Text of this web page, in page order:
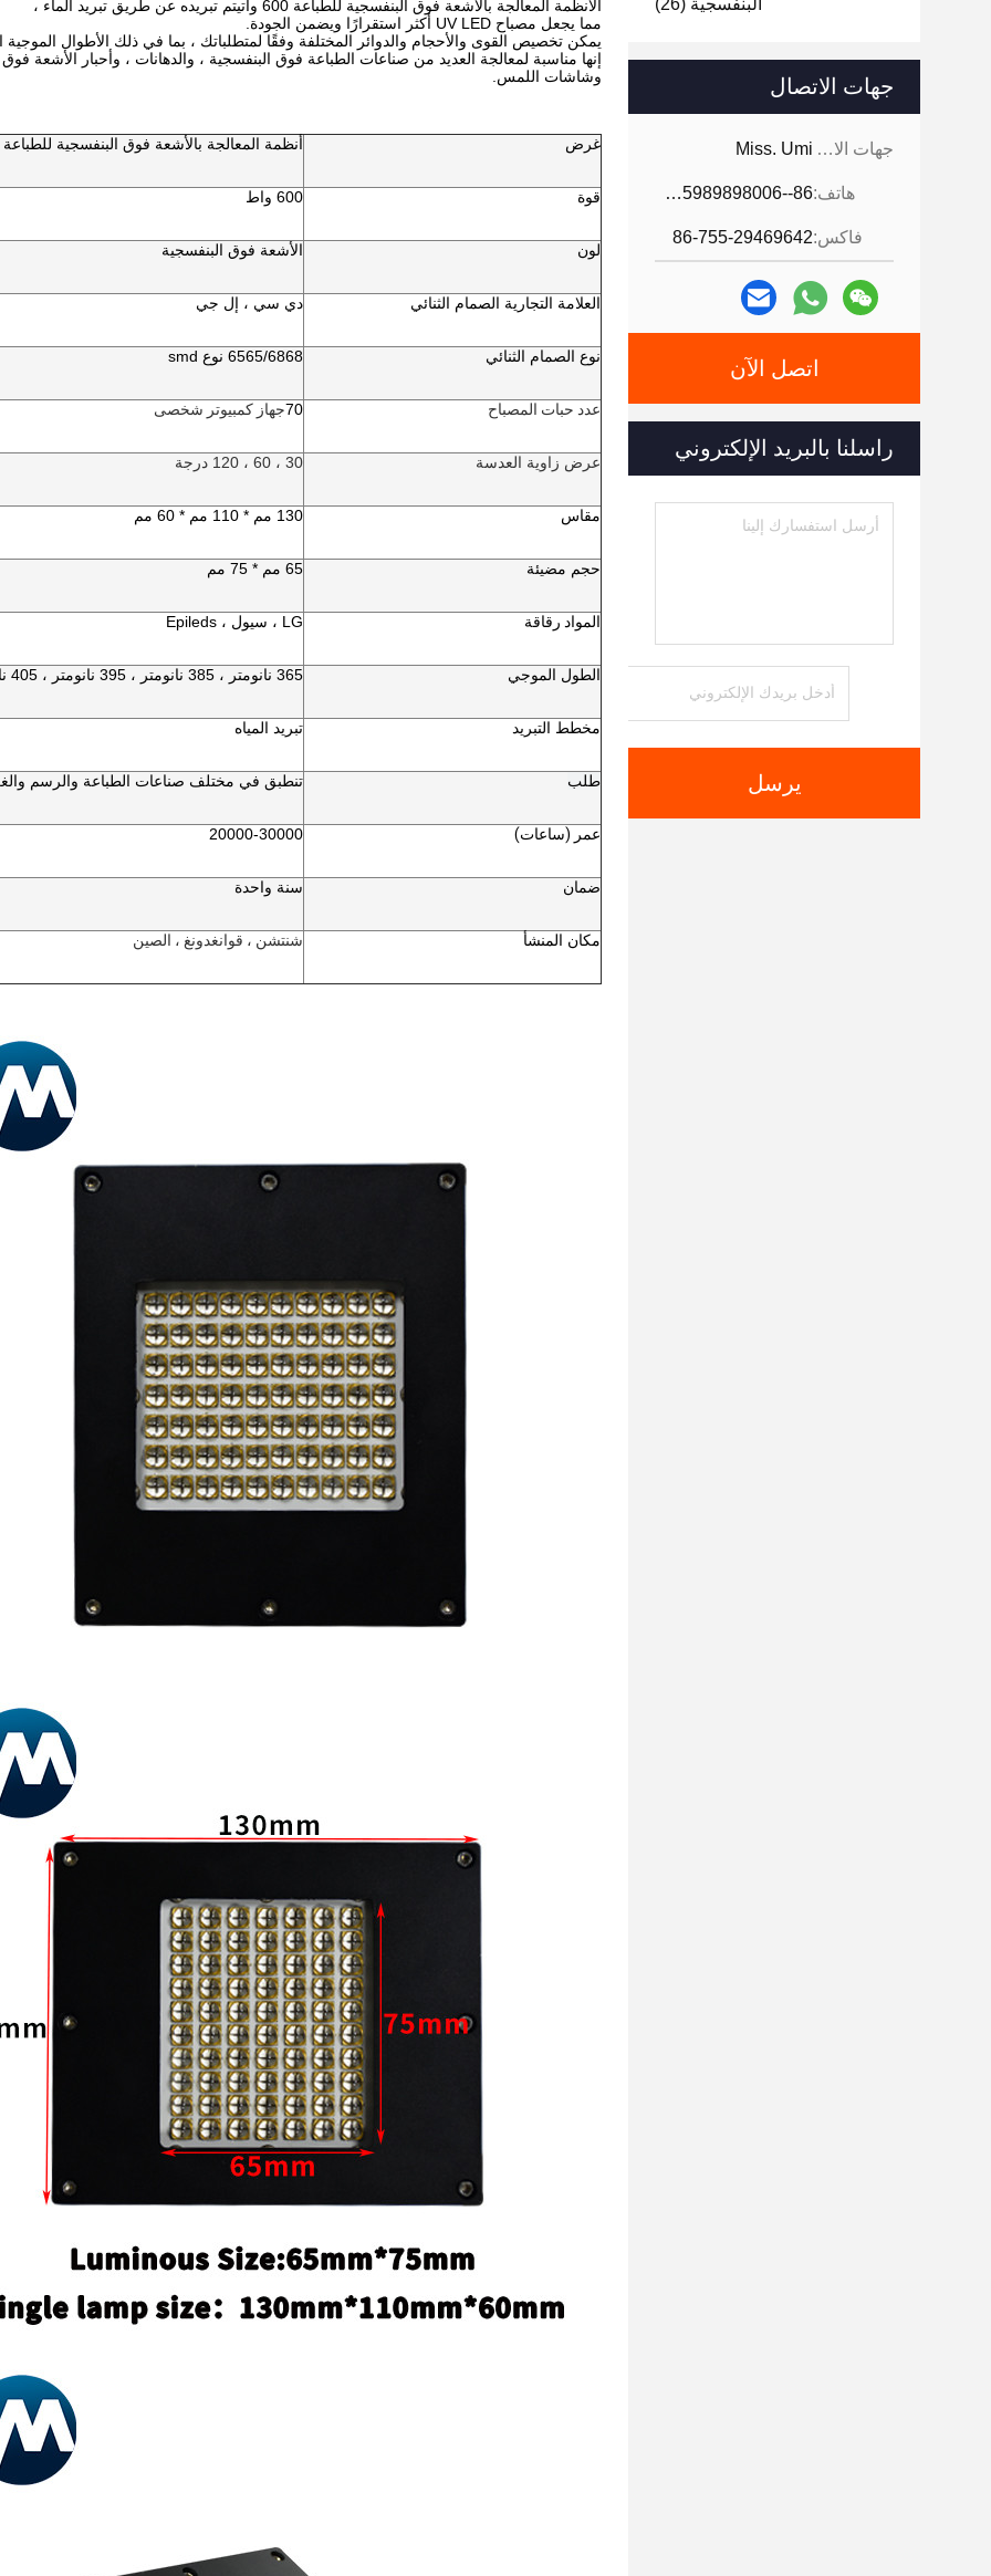
البنفسجية (26)
جهات الاتصال
جهات الاتصال: Miss. Umi
هاتف: 86--18926468268-15989898006
فاكس:86-755-29469642
اتصل الآن
راسلنا بالبريد الإلكتروني
يرسل
الأنظمة المعالجة بالأشعة فوق البنفسجية للطباعة 600 وات
يتم تبريده عن طريق تبريد الماء ،
مما يجعل مصباح UV LED أكثر استقرارًا ويضمن الجودة.
يمكن تخصيص القوى والأحجام والدوائر المختلفة وفقًا لمتطلباتك ، بما في ذلك الأطوال الموجية
إنها مناسبة لمعالجة العديد من صناعات الطباعة فوق البنفسجية ، والدهانات ، وأحبار الأشعة
وشاشات اللمس.
غرض أنظمة المعالجة بالأشعة فوق البنفسجية للطباعة 600 وات
قوة 600 واط
لون الأشعة فوق البنفسجية
العلامة التجارية الصمام الثنائي دي سي ، إل جي
نوع الصمام الثنائي 6565/6868 نوع smd
عدد حبات المصباح 70جهاز كمبيوتر شخصى
عرض زاوية العدسة 30 ، 60 ، 120 درجة
مقاس 130 مم * 110 مم * 60 مم
حجم مضيئة 65 مم * 75 مم
المواد رقاقة LG ، سيول ، Epileds
الطول الموجي 365 نانومتر ، 385 نانومتر ، 395 نانومتر ، 405 نانومتر
مخطط التبريد تبريد المياه
طلب تنطبق في مختلف صناعات الطباعة والرسم
عمر (ساعات) 20000-30000
ضمان سنة واحدة
مكان المنشأ شنتشن ، قوانغدونغ ، الصين